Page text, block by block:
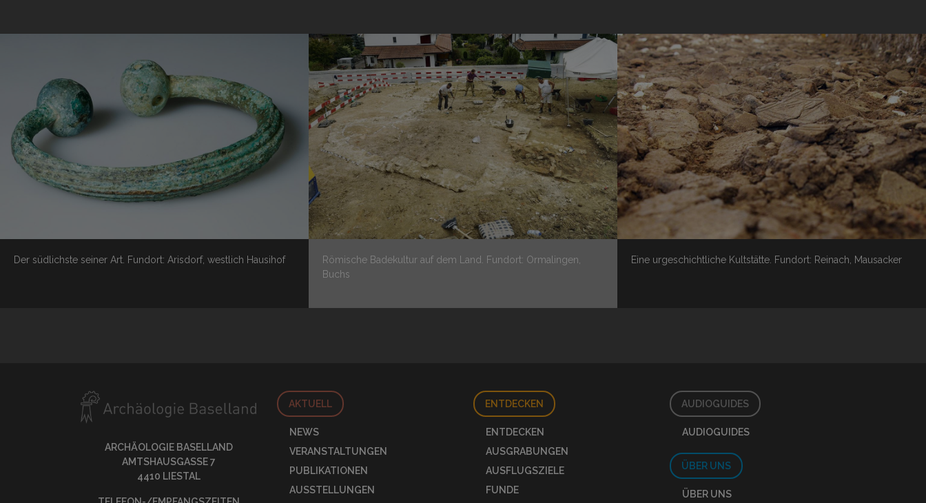
Der südlichste seiner Art. Fundort: Arisdorf, westlich Hausihof Römische Badekultur auf dem Land. Fundort: Ormalingen,
Buchs
Eine urgeschichtliche Kultstätte. Fundort: Reinach, Mausacker
ARCHÄOLOGIE BASELLAND
AMTSHAUSGASSE 7
4410 LIESTAL
AKTUELL
NEWS
VERANSTALTUNGEN
PUBLIKATIONEN
AUSSTELLUNGEN
ENTDECKEN
ENTDECKEN
AUSGRABUNGEN
AUSFLUGSZIELE
FUNDE
AUDIOGUIDES
AUDIOGUIDES
ÜBER UNS
ÜBER UNS